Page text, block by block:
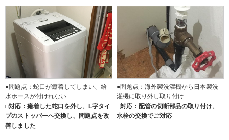
●問題点：蛇口が癒着してしまい、給
水ホースが付けれない
□対応：癒着した蛇口を外し、L字タイ
プのストッパーへ交換し、問題点を改
善しました
●問題点：海外製洗濯機から日本製洗
濯機に取り外し取り付け
□対応：配管の切断部品の取り付け、
水栓の交換でご対応